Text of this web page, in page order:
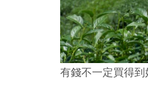
有錢不一定買得到